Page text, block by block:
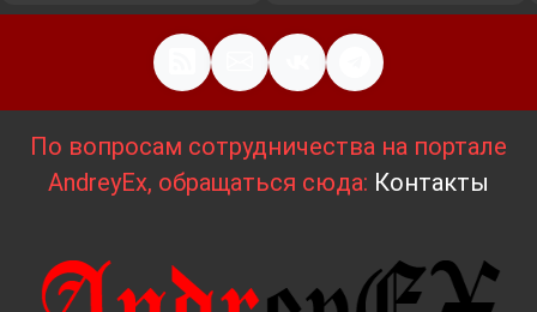
По вопросам сотрудничества на портале
AndreyEx, обращаться сюда: Контакты